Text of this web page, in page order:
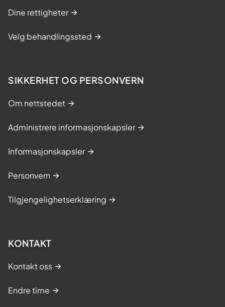
Dine rettigheter
Velg behandlingssted
SIKKERHET OG PERSONVERN
Om nettstedet
Administrere informasjonskapsler
Informasjonskapsler
Personvern
Tilgjengelighetserklæring
KONTAKT
Kontakt oss
Endre time